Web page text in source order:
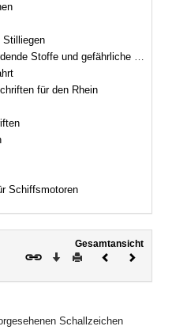
Stilliegen
Stoffe und gefährliche Güter
für den Rhein
Schiffsmotoren
Gesamtansicht
Download
DruckenVorheriges
Schallzeichen